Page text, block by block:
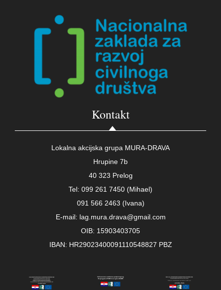
Kontakt
Lokalna akcijska grupa MURA-DRAVA
Hrupine 7b
40 323 Prelog
Tel: 099 261 7450 (Mihael)
091 566 2463 (Ivana)
E-mail: lag.mura.drava@gmail.com
OIB: 15903403705
IBAN: HR29023400091110548827 PBZ